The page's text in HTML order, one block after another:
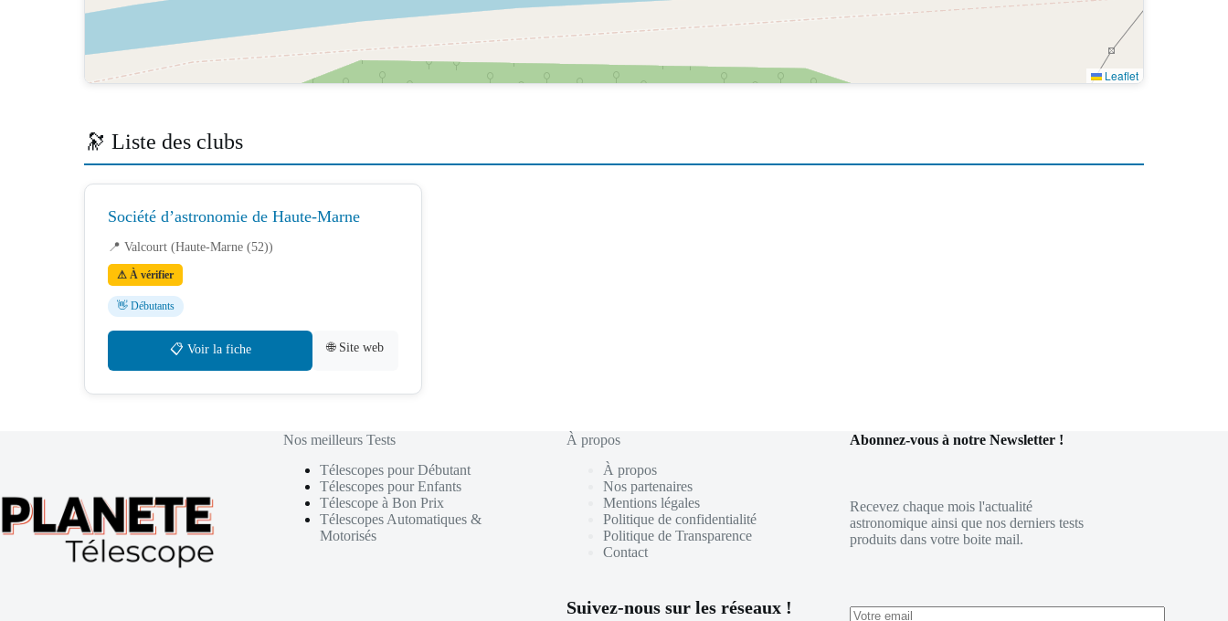
Leaflet
🔭 Liste des clubs
Société d’astronomie de Haute-Marne
📍 Valcourt (Haute-Marne (52))
⚠ À vérifier
👋 Débutants
📋 Voir la fiche 🌐 Site web
Nos meilleurs Tests
Télescopes pour Débutant
Télescopes pour Enfants
Télescope à Bon Prix
Télescopes Automatiques &
Motorisés
À propos
À propos
Nos partenaires
Mentions légales
Politique de confidentialité
Politique de Transparence
Contact
Suivez-nous sur les réseaux !
Abonnez-vous à notre Newsletter !
Recevez chaque mois l'actualité
astronomique ainsi que nos derniers tests
produits dans votre boite mail.